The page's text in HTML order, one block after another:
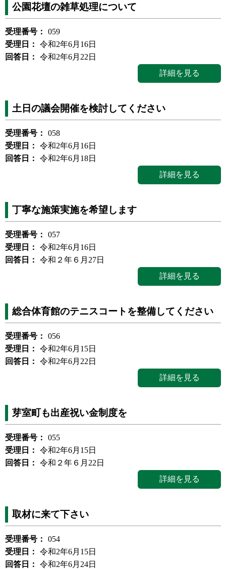
公園花壇の雑草処理について
受理番号：
059
受理日：
令和2年6月16日
回答日：
令和2年6月22日
詳細を見る
土日の議会開催を検討してください
受理番号：
058
受理日：
令和2年6月16日
回答日：
令和2年6月18日
詳細を見る
丁寧な施策実施を希望します
受理番号：
057
受理日：
令和2年6月16日
回答日：
令和２年６月27日
詳細を見る
総合体育館のテニスコートを整備してください
受理番号：
056
受理日：
令和2年6月15日
回答日：
令和2年6月22日
詳細を見る
芽室町も出産祝い金制度を
受理番号：
055
受理日：
令和2年6月15日
回答日：
令和２年６月22日
詳細を見る
取材に来て下さい
受理番号：
054
受理日：
令和2年6月15日
回答日：
令和2年6月24日